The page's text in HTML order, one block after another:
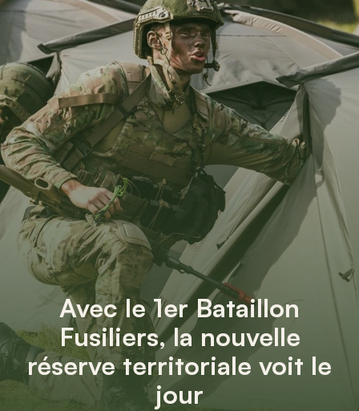
Avec le 1er Bataillon
Fusiliers, la nouvelle
réserve territoriale voit le
jour